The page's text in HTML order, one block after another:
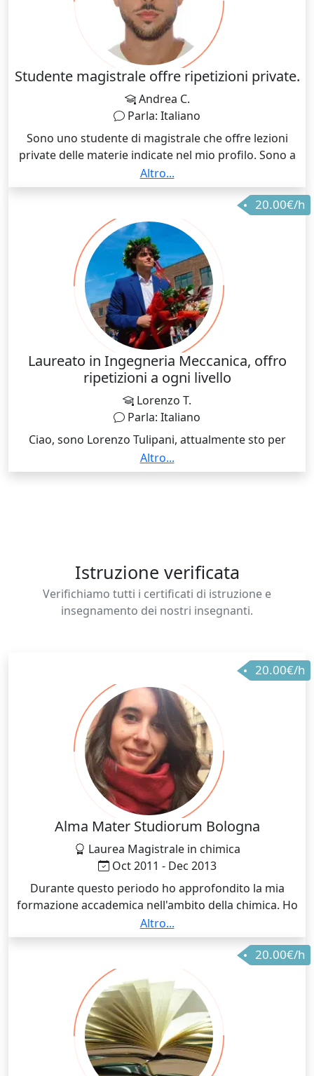
Studente magistrale offre ripetizioni private.
Andrea C.
Parla: Italiano
Sono uno studente di magistrale che offre lezioni
private delle materie indicate nel mio profilo. Sono a
disposizione degli studenti per quanto riguarda orari
e luoghi. Preparato in tutte le materie scientifiche,
avendo una base costruita durante il liceo e il corso di
laurea magistrale.
Altro...
20.00€/h
Laureato in Ingegneria Meccanica, offro
ripetizioni a ogni livello
Lorenzo T.
Parla: Italiano
Ciao, sono Lorenzo Tulipani, attualmente sto per
terminare gli studi della Laurea Magistrale in
Ingegneria Meccanica. Svolgo ripetizioni a ragazzi
Altro...
Istruzione verificata
Verifichiamo tutti i certificati di istruzione e
insegnamento dei nostri insegnanti.
20.00€/h
Alma Mater Studiorum Bologna
Laurea Magistrale in chimica
Oct 2011 - Dec 2013
Durante questo periodo ho approfondito la mia
formazione accademica nell'ambito della chimica. Ho
acquisito esperienza nell'insegnamento grazie allo
svolgimento di attività di ripetizione a studenti
Altro...
20.00€/h